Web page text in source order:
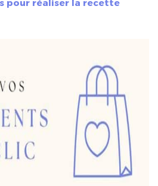
pour réaliser la recette